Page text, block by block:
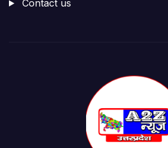
Contact us